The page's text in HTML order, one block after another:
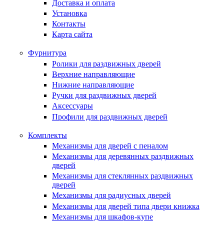
Доставка и оплата
Установка
Контакты
Карта сайта
Фурнитура
Ролики для раздвижных дверей
Верхние направляющие
Нижние направляющие
Ручки для раздвижных дверей
Аксессуары
Профили для раздвижных дверей
Комплекты
Механизмы для дверей с пеналом
Механизмы для деревянных раздвижных
дверей
Механизмы для стеклянных раздвижных
дверей
Механизмы для радиусных дверей
Механизмы для дверей типа двери книжка
Механизмы для шкафов-купе